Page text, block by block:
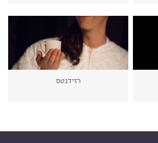
רזידנטס